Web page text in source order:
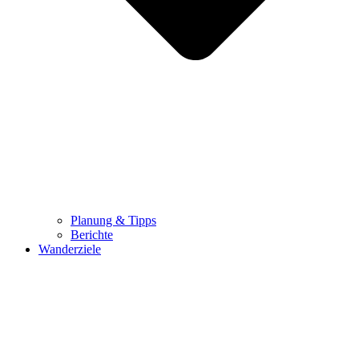
Planung & Tipps
Berichte
Wanderziele